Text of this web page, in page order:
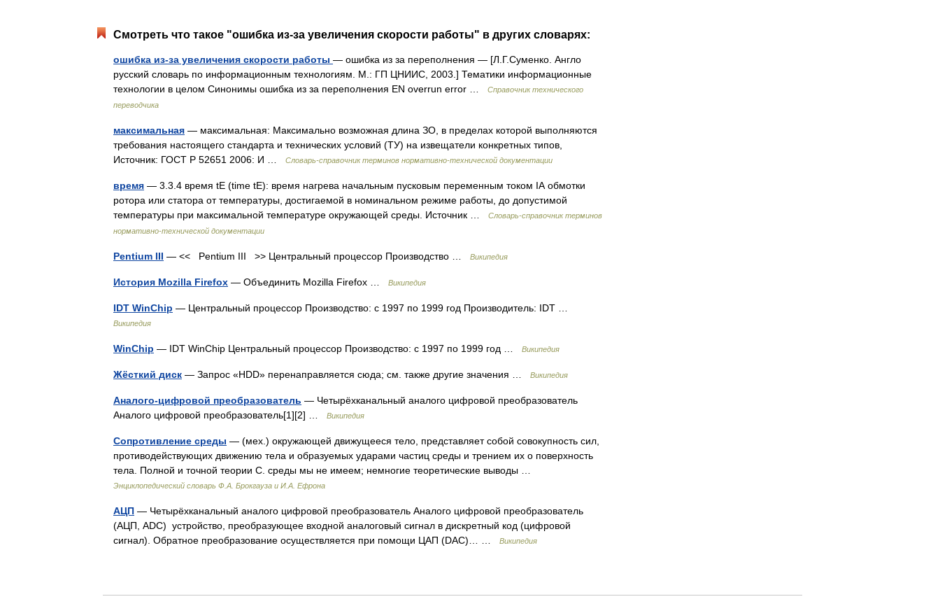
Смотреть что такое "ошибка из-за увеличения скорости работы" в других словарях:
ошибка из-за увеличения скорости работы — ошибка из за переполнения — [Л.Г.Суменко. Англо
русский словарь по информационным технологиям. М.: ГП ЦНИИС, 2003.] Тематики информационные
технологии в целом Синонимы ошибка из за переполнения EN overrun error …
Справочник технического
переводчика
максимальная — максимальная: Максимально возможная длина ЗО, в пределах которой выполняются
требования настоящего стандарта и технических условий (ТУ) на извещатели конкретных типов,
Источник: ГОСТ Р 52651 2006: И …
Словарь-справочник терминов нормативно-технической документации
время — 3.3.4 время tE (time tE): время нагрева начальным пусковым переменным током IА обмотки
ротора или статора от температуры, достигаемой в номинальном режиме работы, до допустимой
температуры при максимальной температуре окружающей среды. Источник …
Словарь-справочник терминов
нормативно-технической документации
Pentium III — << Pentium III >> Центральный процессор Производство … Википедия
История Mozilla Firefox — Объединить Mozilla Firefox … Википедия
IDT WinChip — Центральный процессор Производство: с 1997 по 1999 год Производитель: IDT …
Википедия
WinChip — IDT WinChip Центральный процессор Производство: с 1997 по 1999 год … Википедия
Жёсткий диск — Запрос «HDD» перенаправляется сюда; см. также другие значения … Википедия
Аналого-цифровой преобразователь — Четырёхканальный аналого цифровой преобразователь
Аналого цифровой преобразователь[1][2] …
Википедия
Сопротивление среды — (мех.) окружающей движущееся тело, представляет собой совокупность сил,
противодействующих движению тела и образуемых ударами частиц среды и трением их о поверхность
тела. Полной и точной теории С. среды мы не имеем; немногие теоретические выводы …
Энциклопедический словарь Ф.А. Брокгауза и И.А. Ефрона
АЦП — Четырёхканальный аналого цифровой преобразователь Аналого цифровой преобразователь
(АЦП, ADC) устройство, преобразующее входной аналоговый сигнал в дискретный код (цифровой
сигнал). Обратное преобразование осуществляется при помощи ЦАП (DAC)… …
Википедия